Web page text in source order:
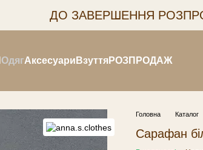
ДО ЗАВЕРШЕННЯ
ОдягАксесуари ВзуттяРОЗПРОДАЖ
Головна Каталог
Сарафан